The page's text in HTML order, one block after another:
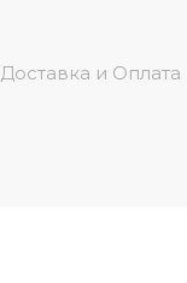
Доставка и Оплата